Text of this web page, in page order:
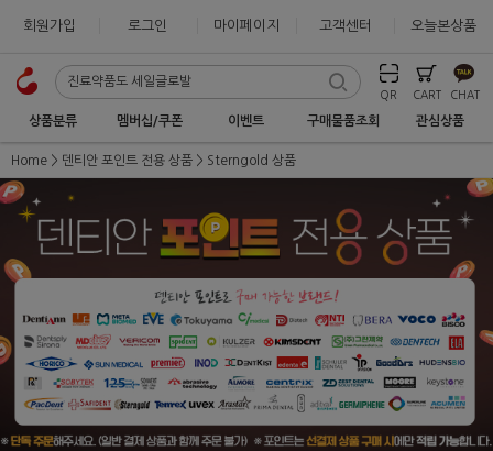
회원가입 로그인 마이페이지 고객센터 오늘본상품
QR CART CHAT
상품분류 멤버십/쿠폰 이벤트 구매물품조회 관심상품
Home 덴티안 포인트 전용 상품 Sterngold 상품